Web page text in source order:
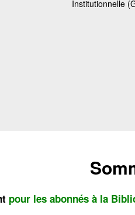
Institutionnelle
pour les abonnés à la